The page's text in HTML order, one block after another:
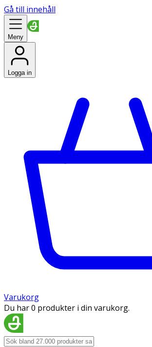
Gå till innehåll
Meny
Logga in
Varukorg
Du har 0 produkter i din varukorg.